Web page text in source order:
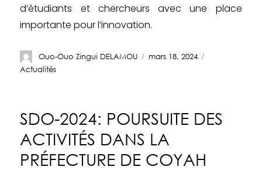
d’étudiants et chercheurs avec une place
importante pour l’innovation.
Ouo-Ouo Zingui DELAMOU
mars 18, 2024
Actualités
SDO-2024: POURSUITE DES
ACTIVITÉS DANS LA
PRÉFECTURE DE COYAH